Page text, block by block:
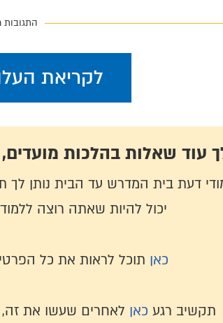
לקריאת
עוד שאלות בהלכות
דעת בית המדרש עד הבית נותן
יכול להיות שאתה רוצה
כאן תוכל לראות את כל
תקשיב רגע כאן לאחרים שעשו את זה,